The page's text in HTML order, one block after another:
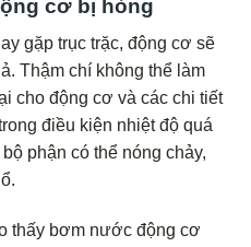
cơ bị hỏng
gặp trục trặc, động cơ sẽ
Thậm chí không thể làm
cho động cơ và các chi tiết
điều kiện nhiệt độ quá
phận có thể nóng chảy,
thấy bơm nước động cơ